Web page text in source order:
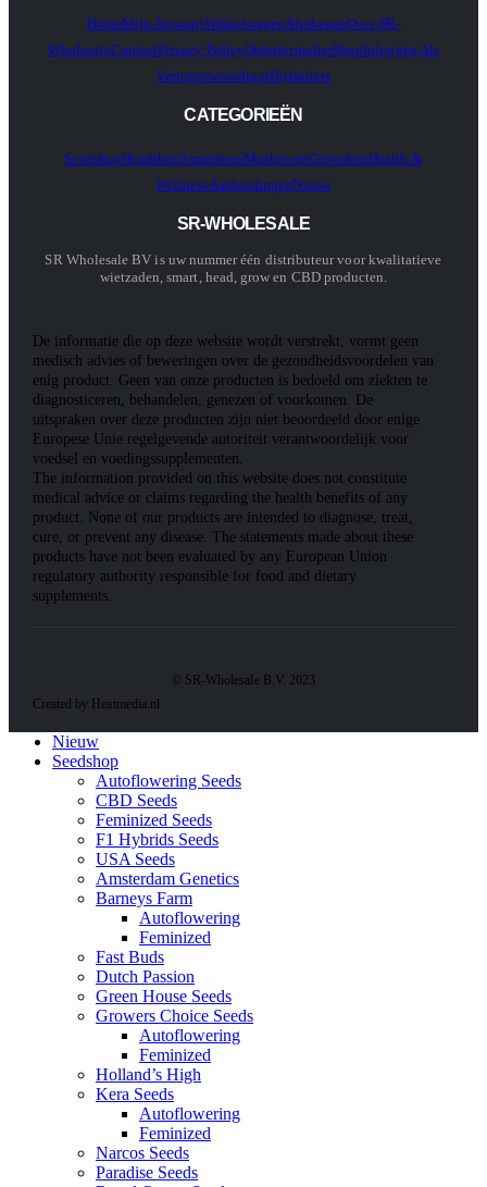
HomeMijn AccountWinkelwagenAfrekenenOver SR-
WholesaleContactPrivacy PolicyOrderformulierShopInloggen Als
VertegenwoordigerBijsluiters
CATEGORIEËN
SeedshopHeadshopSmartshopMushroomGrowshopHealth &
WellnessAanbiedingenNieuw
SR-WHOLESALE
SR Wholesale BV is uw nummer één distributeur voor kwalitatieve
wietzaden, smart, head, grow en CBD producten.
De informatie die op deze website wordt verstrekt, vormt geen
medisch advies of beweringen over de gezondheidsvoordelen van
enig product. Geen van onze producten is bedoeld om ziekten te
diagnosticeren, behandelen, genezen of voorkomen. De
uitspraken over deze producten zijn niet beoordeeld door enige
Europese Unie regelgevende autoriteit verantwoordelijk voor
voedsel en voedingssupplementen.
The information provided on this website does not constitute
medical advice or claims regarding the health benefits of any
product. None of our products are intended to diagnose, treat,
cure, or prevent any disease. The statements made about these
products have not been evaluated by any European Union
regulatory authority responsible for food and dietary
supplements.
© SR-Wholesale B.V. 2023
Created by Heatmedia.nl
Nieuw
Seedshop
Autoflowering Seeds
CBD Seeds
Feminized Seeds
F1 Hybrids Seeds
USA Seeds
Amsterdam Genetics
Barneys Farm
Autoflowering
Feminized
Fast Buds
Dutch Passion
Green House Seeds
Growers Choice Seeds
Autoflowering
Feminized
Holland’s High
Kera Seeds
Autoflowering
Feminized
Narcos Seeds
Paradise Seeds